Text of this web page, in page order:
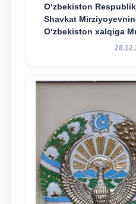
O‘zbekiston
Shavkat
O‘zbekiston xalqiga
belgilangan vazifalar
dayjesti